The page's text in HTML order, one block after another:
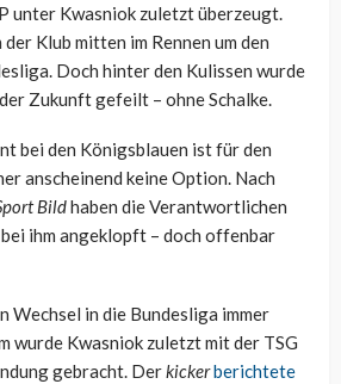
unter Kwasniok zuletzt überzeugt.
Klub mitten im Rennen um den
Doch hinter den Kulissen wurde
Zukunft gefeilt – ohne Schalke.
bei den Königsblauen ist für den
anscheinend keine Option. Nach
Bildhaben die Verantwortlichen
ihm angeklopft – doch offenbar
Wechsel in die Bundesliga immer
wurde Kwasniok zuletzt mit der TSG
gebracht. Derkickerberichtete